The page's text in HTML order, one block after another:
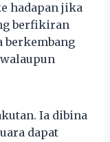
hadapan jika
berfikiran
berkembang
Ia dibina
dapat